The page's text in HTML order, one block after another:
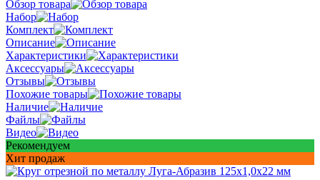
Обзор товара
Набор
Комплект
Описание
Характеристики
Аксессуары
Отзывы
Похожие товары
Наличие
Файлы
Видео
Рекомендуем
Хит продаж